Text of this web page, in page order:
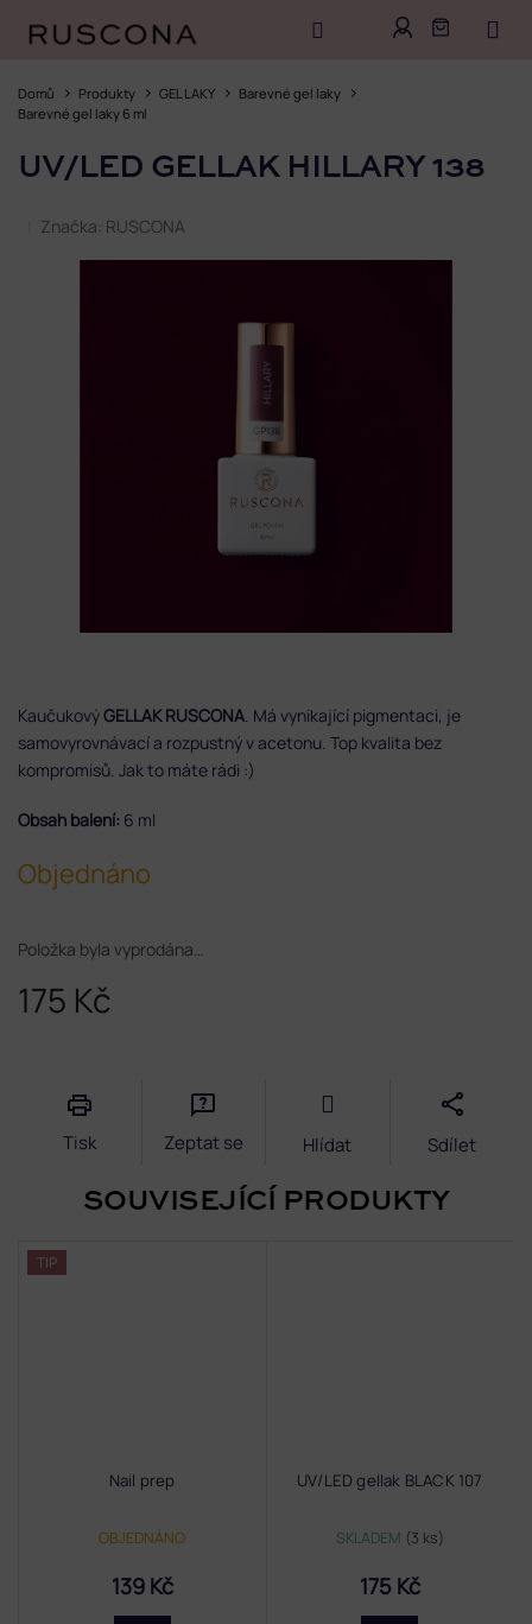
obsah
Domů Produkty GEL LAKY
Barevné gel laky
Barevné gel laky 6 ml
UV/LED GELLAK HILLARY 138
Značka: RUSCONA
175 Kč
Objednáno
Položka byla vyprodána…
KaučukovýGELLAK RUSCONA . Má vynikající pigmentaci, je
samovyrovnávací a rozpustný v acetonu. Top kvalita bez
kompromisů. Jak to máte rádi :)
Obsah balení: 6 ml
Tisk Zeptat se Hlídat Sdílet
SOUVISEJÍCÍ PRODUKTY
TIP
Nail prep
OBJEDNÁNO
139 Kč
UV/LED gellak BLACK 107
SKLADEM (3 ks)
175 Kč